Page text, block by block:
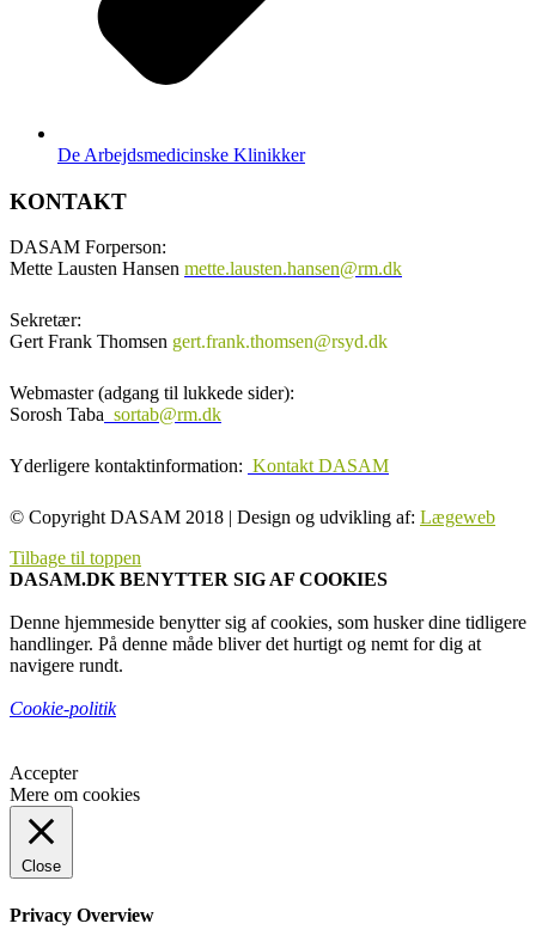
De Arbejdsmedicinske Klinikker
KONTAKT
DASAM Forperson:
Mette Lausten Hansen mette.lausten.hansen@rm.dk
Sekretær:
Gert Frank Thomsen gert.frank.thomsen@rsyd.dk
Webmaster (adgang til lukkede sider):
Sorosh Taba sortab@rm.dk
Yderligere kontaktinformation: Kontakt DASAM
© Copyright DASAM 2018 | Design og udvikling af: Lægeweb
Tilbage til toppen
DASAM.DK BENYTTER SIG AF COOKIES
Denne hjemmeside benytter sig af cookies, som husker dine tidligere
handlinger. På denne måde bliver det hurtigt og nemt for dig at
navigere rundt.
Cookie-politik
Accepter
Mere om cookies
Close
Privacy Overview